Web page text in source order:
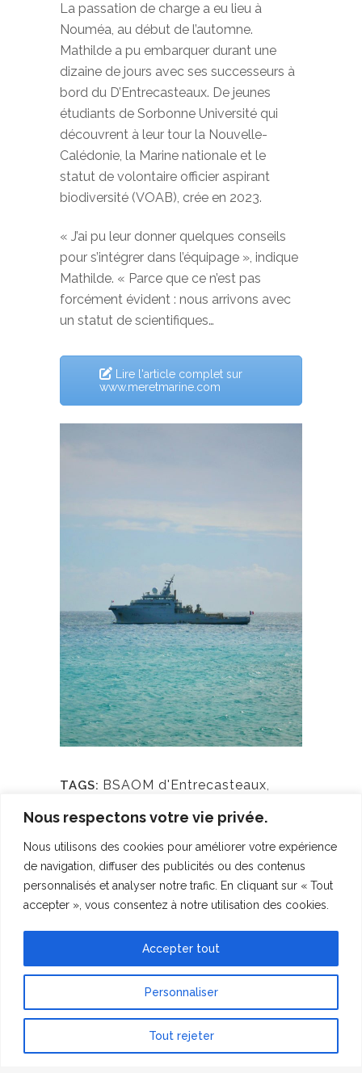
Nous respectons votre vie privée.
Nous utilisons des cookies pour améliorer votre expérience
de navigation, diffuser des publicités ou des contenus
personnalisés et analyser notre trafic. En cliquant sur « Tout
accepter », vous consentez à notre utilisation des cookies.
Personnaliser
Tout rejeter
Accepter tout
La passation de charge a eu lieu à
Nouméa, au début de l’automne.
Mathilde a pu embarquer durant une
dizaine de jours avec ses successeurs à
bord du D’Entrecasteaux. De jeunes
étudiants de Sorbonne Université qui
découvrent à leur tour la Nouvelle-
Calédonie, la Marine nationale et le
statut de volontaire officier aspirant
biodiversité (VOAB), crée en 2023.
« J’ai pu leur donner quelques conseils
pour s’intégrer dans l’équipage », indique
Mathilde. « Parce que ce n’est pas
forcément évident : nous arrivons avec
un statut de scientifiques…
Lire l'article complet sur
www.meretmarine.com
TAGS: BSAOM d'Entrecasteaux,
Mathilde,Nouvelle-Calédonie,
Plankton Planet ,Sorbonne
Université
Sorry, the comment form is closed at
this time.